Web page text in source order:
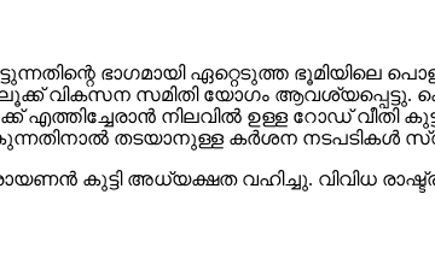
ഭാഗമായി ഏറ്റെടുത്ത ഭൂമിയിലെ
വികസന സമിതി യോഗം ആവശ്യപ്പെട്ടു.
എത്തിച്ചേരാൻ നിലവിൽ ഉള്ള റോഡ് വീതി
തടയാനുള്ള കർശന നടപടികൾ
കുട്ടി അധ്യക്ഷത വഹിച്ചു. വിവിധ